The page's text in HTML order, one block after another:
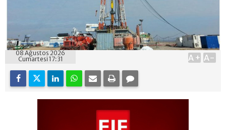
08 Ağustos 2026
Cumartesi 17:31
A+ A-